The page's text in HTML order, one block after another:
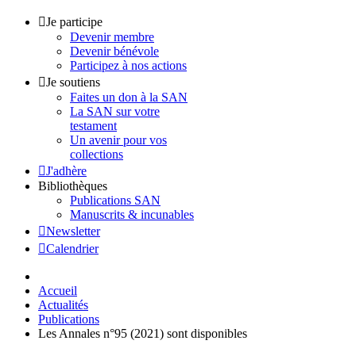
Je participe
Devenir membre
Devenir bénévole
Participez à nos actions
Je soutiens
Faites un don à la SAN
La SAN sur votre
testament
Un avenir pour vos
collections
J'adhère
Bibliothèques
Publications SAN
Manuscrits & incunables
Newsletter
Calendrier
Accueil
Actualités
Publications
Les Annales n°95 (2021) sont disponibles